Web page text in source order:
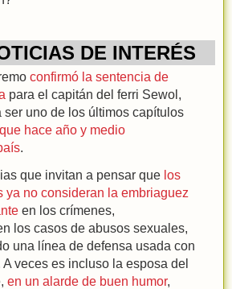
DE INTERÉS
confirmó la sentencia de
para el capitán del ferri Sewol,
ser uno de los últimos capítulos
hace año y medio
.
que invitan a pensar que los
ya no consideran la embriaguez
en los crímenes,
los casos de abusos sexuales,
una línea de defensa usada con
veces es incluso la esposa del
en un alarde de buen humor,